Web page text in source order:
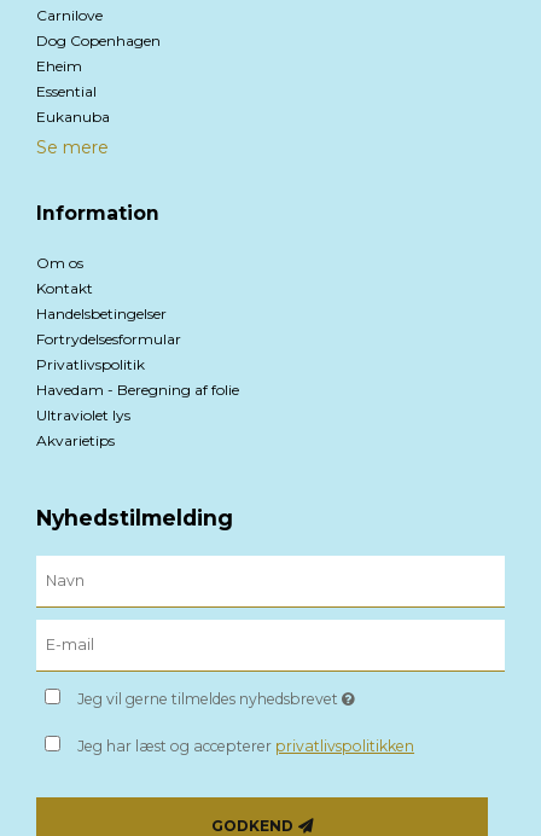
Carnilove
Dog Copenhagen
Eheim
Essential
Eukanuba
Se mere
Information
Om os
Kontakt
Handelsbetingelser
Fortrydelsesformular
Privatlivspolitik
Havedam - Beregning af folie
Ultraviolet lys
Akvarietips
Nyhedstilmelding
Jeg vil gerne tilmeldes nyhedsbrevet
Jeg har læst og accepterer privatlivspolitikken
GODKEND